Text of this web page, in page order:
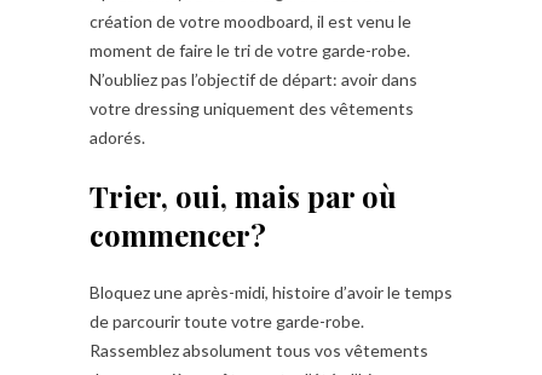
création de votre moodboard, il est venu le
moment de faire le tri de votre garde-robe.
N’oubliez pas l’objectif de départ: avoir dans
votre dressing uniquement des vêtements
adorés.
Trier, oui, mais par où
commencer?
Bloquez une après-midi, histoire d’avoir le temps
de parcourir toute votre garde-robe.
Rassemblez absolument tous vos vêtements